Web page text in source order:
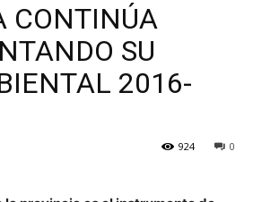
CONTINÚA
SU
2016-
0
924